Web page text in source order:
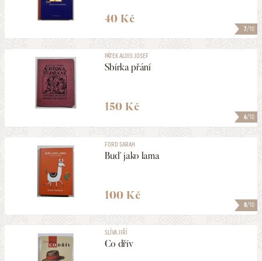
7/10
40 Kč
6/10
PÁTEK ALOIS JOSEF
Sbírka přání
150 Kč
8/10
FORD SARAH
Buď jako lama
100 Kč
SLÍVA JIŘÍ
Co dřív